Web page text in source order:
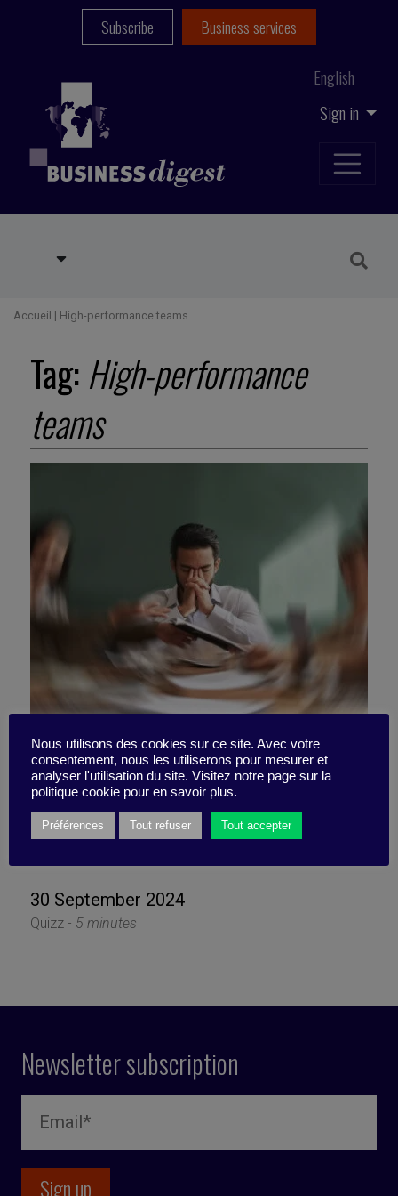
Sign in
English
Subscribe Business services
Accueil | High-performance teams
Tag: High-performance
teams
The Hidden Danger of Over-
Collaboration Across
Entities
30 September 2024
Quizz - 5 minutes
Newsletter subscription
Nous utilisons des cookies sur ce site. Avec votre
consentement, nous les utiliserons pour mesurer et
analyser l'utilisation du site. Visitez notre page sur la
politique cookie pour en savoir plus.
Préférences Tout refuser Tout accepter